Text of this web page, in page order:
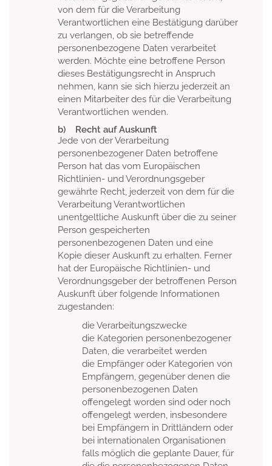
von dem für die Verarbeitung
Verantwortlichen eine Bestätigung darüber
zu verlangen, ob sie betreffende
personenbezogene Daten verarbeitet
werden. Möchte eine betroffene Person
dieses Bestätigungsrecht in Anspruch
nehmen, kann sie sich hierzu jederzeit an
einen Mitarbeiter des für die Verarbeitung
Verantwortlichen wenden.
b) Recht auf Auskunft
Jede von der Verarbeitung
personenbezogener Daten betroffene
Person hat das vom Europäischen
Richtlinien- und Verordnungsgeber
gewährte Recht, jederzeit von dem für die
Verarbeitung Verantwortlichen
unentgeltliche Auskunft über die zu seiner
Person gespeicherten
personenbezogenen Daten und eine
Kopie dieser Auskunft zu erhalten. Ferner
hat der Europäische Richtlinien- und
Verordnungsgeber der betroffenen Person
Auskunft über folgende Informationen
zugestanden:
die Verarbeitungszwecke
die Kategorien personenbezogener
Daten, die verarbeitet werden
die Empfänger oder Kategorien von
Empfängern, gegenüber denen die
personenbezogenen Daten
offengelegt worden sind oder noch
offengelegt werden, insbesondere
bei Empfängern in Drittländern oder
bei internationalen Organisationen
falls möglich die geplante Dauer, für